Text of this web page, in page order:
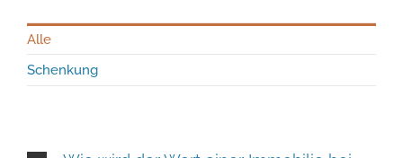
Alle
Schenkung